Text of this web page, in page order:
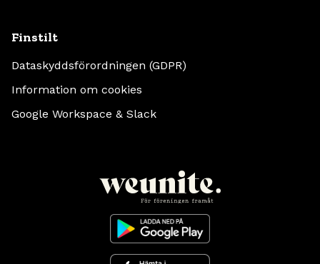
Finstilt
Dataskyddsförordningen (GDPR)
Information om cookies
Google Workspace & Slack